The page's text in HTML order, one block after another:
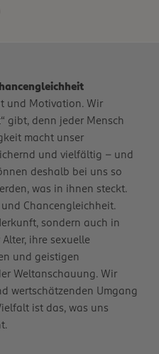
und Motivation. Wir
gibt, denn jeder Mensch
macht unser
und vielfältig – und
deshalb bei uns so
was in ihnen steckt.
Chancengleichheit.
sondern auch in
ihre sexuelle
und geistigen
Weltanschauung. Wir
wertschätzenden Umgang
ist das, was uns